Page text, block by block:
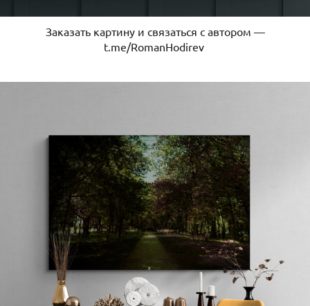
Заказать картину и связаться с автором —
t.me/RomanHodirev